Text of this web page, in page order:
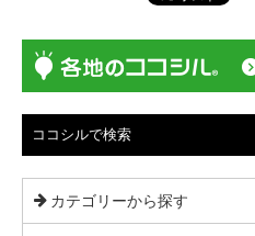
シ
ョ
ココシルで検索
カテゴリーから探す